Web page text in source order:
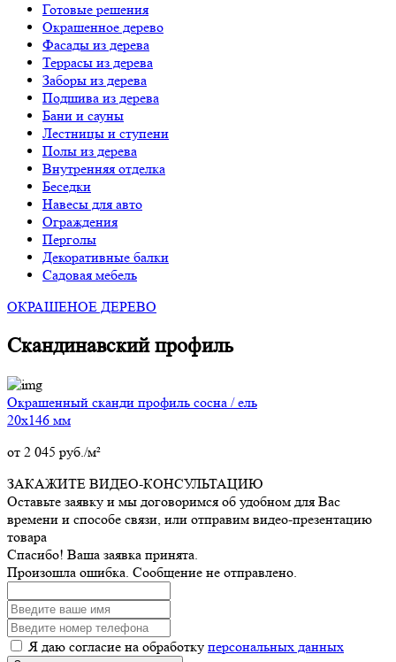
Готовые решения
Окрашенное дерево
Фасады из дерева
Террасы из дерева
Заборы из дерева
Подшива из дерева
Бани и сауны
Лестницы и ступени
Полы из дерева
Внутренняя отделка
Беседки
Навесы для авто
Ограждения
Перголы
Декоративные балки
Садовая мебель
ОКРАШЕНОЕ ДЕРЕВО
Скандинавский профиль
Окрашенный сканди профиль сосна / ель
20х146 мм
от 2 045 руб./м²
ЗАКАЖИТЕ ВИДЕО-КОНСУЛЬТАЦИЮ
Оставьте заявку и мы договоримся об удобном для Вас
времени и способе связи, или отправим видео-презентацию
товара
Спасибо! Ваша заявка принята.
Произошла ошибка. Сообщение не отправлено.
Я даю согласие на обработку персональных данных